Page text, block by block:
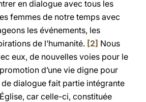
en dialogue avec tous les
femmes de notre temps avec
les événements, les
de l’humanité. [2] Nous
eux, de nouvelles voies pour le
d’une vie digne pour
dialogue fait partie intégrante
car celle-ci, constituée